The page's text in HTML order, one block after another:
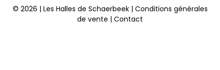
© 2026 | Les Halles de Schaerbeek | Conditions générales
de vente | Contact